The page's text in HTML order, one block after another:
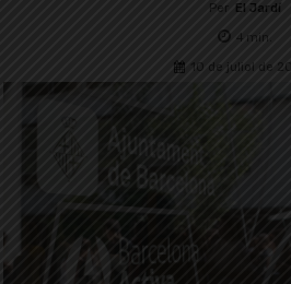
Per El Jardí
4min.
10 de juliol de